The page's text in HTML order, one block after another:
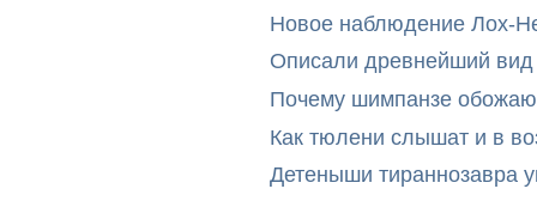
Новое наблюдение Лох-
Описали древнейший
Почему шимпанзе
Как тюлени слышат и в
Детеныши тираннозавра